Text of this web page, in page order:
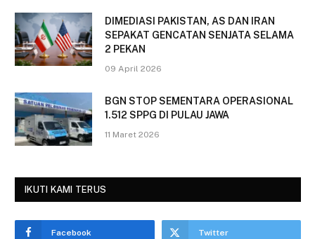
DIMEDIASI PAKISTAN, AS DAN IRAN
SEPAKAT GENCATAN SENJATA SELAMA
2 PEKAN
09 April 2026
BGN STOP SEMENTARA OPERASIONAL
1.512 SPPG DI PULAU JAWA
11 Maret 2026
IKUTI KAMI TERUS
Facebook Twitter